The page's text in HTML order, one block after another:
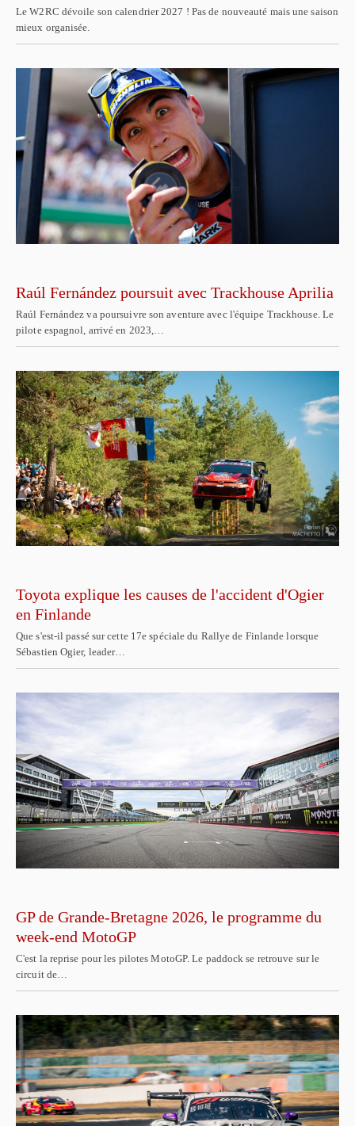
Le W2RC dévoile son calendrier 2027 ! Pas de nouveauté mais une saison
mieux organisée.
Raúl Fernández poursuit avec Trackhouse Aprilia
Raúl Fernández va poursuivre son aventure avec l'équipe Trackhouse. Le
pilote espagnol, arrivé en 2023,…
Toyota explique les causes de l'accident d'Ogier
en Finlande
Que s'est-il passé sur cette 17e spéciale du Rallye de Finlande lorsque
Sébastien Ogier, leader…
GP de Grande-Bretagne 2026, le programme du
week-end MotoGP
C'est la reprise pour les pilotes MotoGP. Le paddock se retrouve sur le
circuit de…